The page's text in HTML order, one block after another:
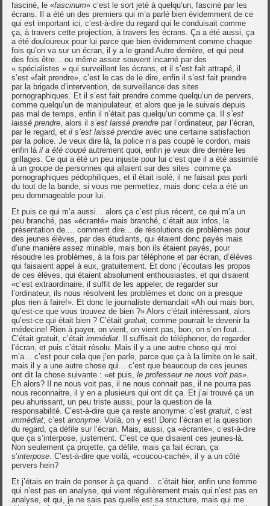
fasciné, le «fascinum» c’est le sort jeté à quelqu’un, fasciné par les
écrans. Il a été un des premiers qui m’a parlé bien évidemment de ce
qui est important ici, c’est-à-dire du regard qui le conduisait comme
ça, à travers cette projection, à travers les écrans. Ça a été aussi, ça
a été douloureux pour lui parce que bien évidemment comme chaque
fois qu’on va sur un écran, il y a le grand Autre derrière, et qui peut
des fois être... ou même assez souvent incarné par des
« spécialistes » qui surveillent les écrans, et il s’est fait attrapé, il
s’est «fait prendre», c’est le cas de le dire, enfin il s’est fait prendre
par la brigade d’intervention, de surveillance des sites
pornographiques. Et il s’est fait prendre comme quelqu’un de pervers,
comme quelqu’un de manipulateur, et alors que je le suivais depuis
pas mal de temps, enfin il n’était pas quelqu’un comme ça. Ils’est
laissé prendre , alors ils’est laissé prendre par l’ordinateur, par l’écran,
par le regard, etil s’est laissé prendre avec une certaine satisfaction
par la police. Je veux dire là, la police n’a pas coupé le cordon, mais
enfin làil a été coupé autrement quoi, enfin je veux dire derrière les
grillages. Ce qui a été un peu injuste pour lui c’est que il a été assimilé
à un groupe de personnes qui allaient sur des sites comme ça
pornographiques pédophiliques, et il était isolé, il ne faisait pas parti
du tout de la bande, si vous me permettez, mais donc cela a été un
peu dommageable pour lui.
Et puis ce qui m’a aussi... alors ça c’est plus récent, ce qui m’a un
peu branché, pas «écranté» mais branché, c’était aux infos, la
présentation de.... comment dire... de résolutions de problèmes pour
des jeunes élèves, par des étudiants, qui étaient donc payés mais
d’une manière assez minable, mais bon ils étaient payés, pour
résoudre les problèmes, à la fois par téléphone et par écran, d’élèves
qui faisaient appel à eux, gratuitement. Et donc j’écoutais les propos
de ces élèves, qui étaient absolument enthousiastes, et qui disaient
«c’est extraordinaire, il suffit de les appeler, de regarder sur
l’ordinateur, ils nous résolvent les problèmes et donc on a presque
plus rien à faire!». Et donc le journaliste demandait «Ah oui mais bon,
qu’est-ce que vous trouvez de bien ?» Alors c’était intéressant, alors
qu’est-ce qui était bien ? C’étaitgratuit, comme pourrait le devenir la
médecine! Rien à payer, on vient, on vient pas, bon, on s’en fout…
C’était gratuit, c’étaitimmédiat . Il suffisait de téléphoner, de regarder
l’écran, et puis c’était résolu. Mais il y a une autre chose qui moi
m’a… c’est pour cela que j’en parle, parce que ça à la limite on le sait,
mais il y a une autre chose qui... c’est que beaucoup de ces jeunes
ont dit la chose suivante : «et puis,le professeur ne nous voit pas».
Eh alors? Il ne nous voit pas, il ne nous connait pas, il ne pourra pas
nous reconnaitre, il y en a plusieurs qui ont dit ça. Et j’ai trouvé ça un
peu ahurissant, un peu triste aussi, pour la question de la
responsabilité. C’est-à-dire que ça reste anonyme: c’estgratuit , c’est
immédiat , c’estanonyme . Voilà, on y est! Donc l’écran et la question
du regard, ça défile sur l’écran. Mais, aussi, ça «écrante», c’est-à-dire
que ça s’interpose, justement. C’est ce que disaient ces jeunes-là.
Non seulement ça projette, ça défile, mais ça fait écran, ça
s’interpose . C’est-à-dire que voilà, «coucou-caché», il y a un côté
pervers hein?
Et j’étais en train de penser à ça quand... c’était hier, enfin une femme
qui n’est pas en analyse, qui vient régulièrement mais qui n’est pas en
analyse, et qui, je ne sais pas quelle est sa structure, mais qui me